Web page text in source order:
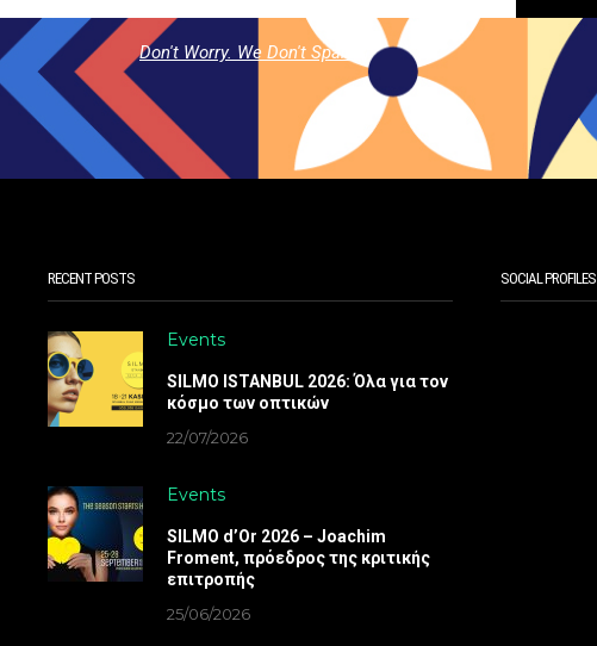
Don't Worry. We Don't Spam.
RECENT POSTS
Events
SILMO ISTANBUL 2026: Όλα για τον
κόσμο των οπτικών
22/07/2026
Events
SILMO d’Or 2026 – Joachim
Froment, πρόεδρος της κριτικής
επιτροπής
25/06/2026
SOCIAL PROFILES